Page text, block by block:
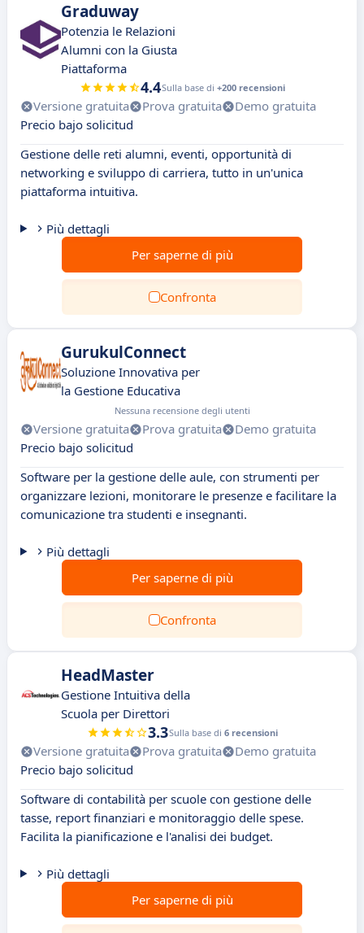
Graduway
Potenzia le Relazioni
Alumni con la Giusta
Piattaforma
4.4Sulla base di +200 recensioni
Versione gratuita Prova gratuita
Demo gratuita
Precio bajo solicitud
Gestione delle reti alumni, eventi, opportunità di
networking e sviluppo di carriera, tutto in un'unica
piattaforma intuitiva.
Più dettagli
Per saperne di più
Confronta
GurukulConnect
Soluzione Innovativa per
la Gestione Educativa
Nessuna recensione degli utenti
Versione gratuita Prova gratuita
Demo gratuita
Precio bajo solicitud
Software per la gestione delle aule, con strumenti per
organizzare lezioni, monitorare le presenze e facilitare la
comunicazione tra studenti e insegnanti.
Più dettagli
Per saperne di più
Confronta
HeadMaster
Gestione Intuitiva della
Scuola per Direttori
3.3Sulla base di 6 recensioni
Versione gratuita Prova gratuita
Demo gratuita
Precio bajo solicitud
Software di contabilità per scuole con gestione delle
tasse, report finanziari e monitoraggio delle spese.
Facilita la pianificazione e l'analisi dei budget.
Più dettagli
Per saperne di più